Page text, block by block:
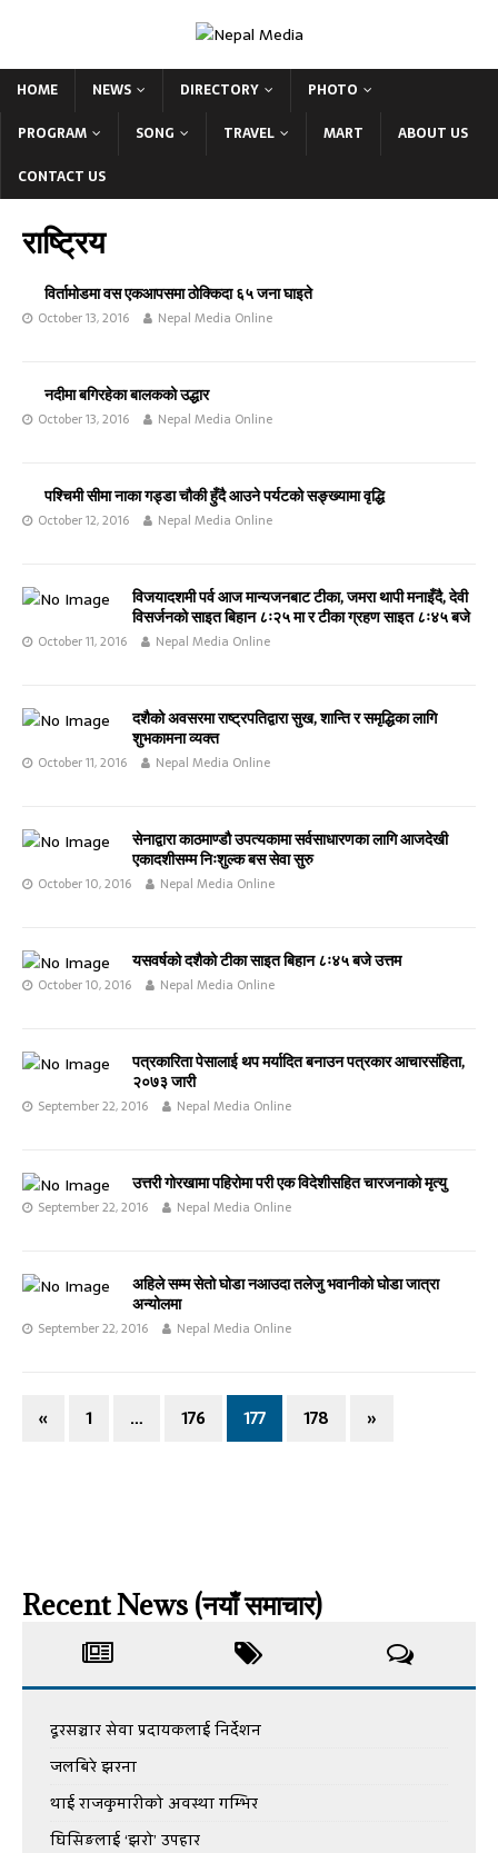
HOME NEWS DIRECTORY
PHOTO
PROGRAM
SONG TRAVEL MART
ABOUT US
CONTACT US
राष्ट्रिय
विर्तामोडमा वस एकआपसमा ठोक्किदा ६५ जना घाइते
October 13, 2016 Nepal Media Online
नदीमा बगिरहेका बालकको उद्धार
October 13, 2016 Nepal Media Online
पश्चिमी सीमा नाका गड्डा चौकी हुँदै आउने पर्यटको सङ्ख्यामा वृद्धि
October 12, 2016 Nepal Media Online
विजयादशमी पर्व आज मान्यजनबाट टीका, जमरा थापी मनाइँदै, देवी
विसर्जनको साइत बिहान ८ः२५ मा र टीका ग्रहण साइत ८ः४५ बजे
October 11, 2016 Nepal Media Online
दशैको अवसरमा राष्ट्रपतिद्वारा सुख, शान्ति र समृद्धिका लागि
शुभकामना व्यक्त
October 11, 2016 Nepal Media Online
सेनाद्वारा काठमाण्डौ उपत्यकामा सर्वसाधारणका लागि आजदेखी
एकादशीसम्म निःशुल्क बस सेवा सुरु
October 10, 2016 Nepal Media Online
यसवर्षको दशैको टीका साइत बिहान ८ः४५ बजे उत्तम
October 10, 2016 Nepal Media Online
पत्रकारिता पेसालाई थप मर्यादित बनाउन पत्रकार आचारसंहिता,
२०७३ जारी
September 22, 2016 Nepal Media Online
उत्तरी गोरखामा पहिरोमा परी एक विदेशीसहित चारजनाको मृत्यु
September 22, 2016 Nepal Media Online
अहिले सम्म सेतो घोडा नआउदा तलेजु भवानीको घोडा जात्रा
अन्योलमा
September 22, 2016 Nepal Media Online
« 1 … 176 177 178 »
Recent News (नयाँ समाचार)
दूरसञ्चार सेवा प्रदायकलाई निर्देशन
जलबिरे झरना
थाई राजकुमारीको अवस्था गम्भिर
घिसिङलाई ‘झरो’ उपहार